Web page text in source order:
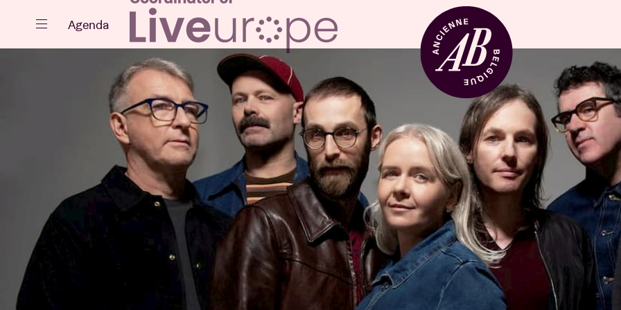
Fermer
Agenda
Projets
Actualités
Location de
BRDCST
ABtv
Chèque-concert
Agenda